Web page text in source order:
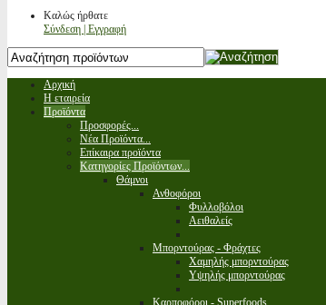
Καλώς ήρθατε
Σύνδεση | Εγγραφή
Αρχική
Η εταιρεία
Προϊόντα
Προσφορές...
Νέα Προϊόντα...
Επίκαιρα προϊόντα
Κατηγορίες Προϊόντων...
Θάμνοι
Ανθοφόροι
Φυλλοβόλοι
Αειθαλείς
Μπορντούρας - Φράχτες
Χαμηλής μπορντούρας
Υψηλής μπορντούρας
Καρποφόροι - Superfoods